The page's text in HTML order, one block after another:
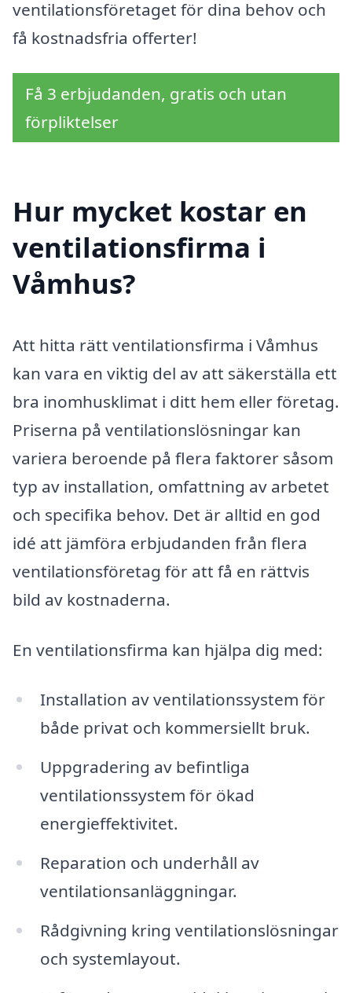
ventilationsföretaget för dina behov och
få kostnadsfria offerter!
Få 3 erbjudanden, gratis och utan
förpliktelser
Hur mycket kostar en
ventilationsfirma i
Våmhus?
Att hitta rätt ventilationsfirma i Våmhus
kan vara en viktig del av att säkerställa ett
bra inomhusklimat i ditt hem eller företag.
Priserna på ventilationslösningar kan
variera beroende på flera faktorer såsom
typ av installation, omfattning av arbetet
och specifika behov. Det är alltid en god
idé att jämföra erbjudanden från flera
ventilationsföretag för att få en rättvis
bild av kostnaderna.
En ventilationsfirma kan hjälpa dig med:
Installation av ventilationssystem för
både privat och kommersiellt bruk.
Uppgradering av befintliga
ventilationssystem för ökad
energieffektivitet.
Reparation och underhåll av
ventilationsanläggningar.
Rådgivning kring ventilationslösningar
och systemlayout.